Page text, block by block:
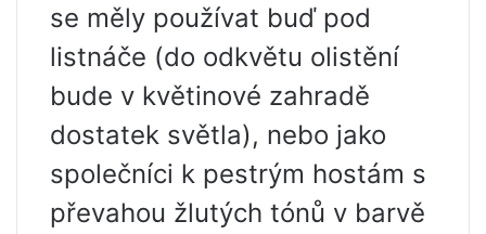
se měly používat buď pod
listnáče (do odkvětu olistění
bude v květinové zahradě
dostatek světla), nebo jako
společníci k pestrým hostám s
převahou žlutých tónů v barvě